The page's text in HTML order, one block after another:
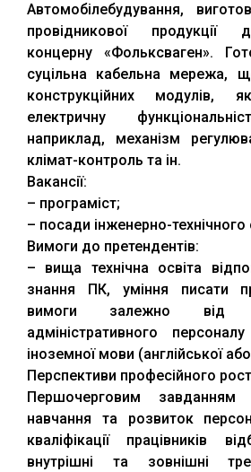
Автомобілебудування,
провідникової продукції
концерну «Фольксваген».
суцільна кабельна мережа,
конструкційних модулів,
електричну
наприклад, механізм
клімат-контроль та ін.
Вакансії:
– програміст;
– посади інженерно-
Вимоги до претендентів:
– вища технічна освіта
знання ПК, уміння писати
вимоги залежно від
адміністративного
іноземної мови (англійської
Перспективи професійного
Першочерговим завданням
навчання та розвиток
кваліфікації працівників
внутрішні та зовнішні